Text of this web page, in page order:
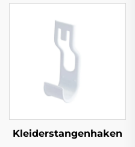
Kleiderstangenhaken